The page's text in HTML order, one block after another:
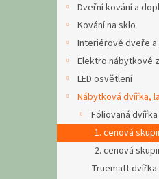
e
l
Dveřní kování a
Kování na sklo
Interiérové dveře
Elektro nábytkové
LED osvětlení
Nábytková dvířka,
Fóliovaná dvířka
1. cenová
2. cenová
Truematt dvířka